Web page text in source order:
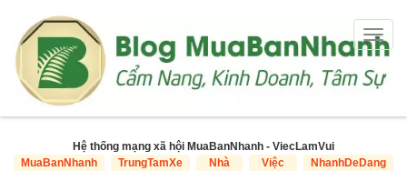
Hệ thống mạng xã hội MuaBanNhanh - ViecLamVui
MuaBanNhanh
TrungTamXe
Nhà
Việc
NhanhDeDang